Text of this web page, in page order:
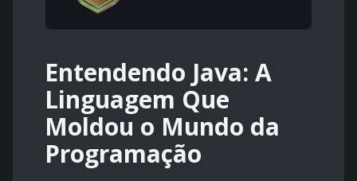
Entendendo Java: A
Linguagem Que
Moldou o Mundo da
Programação